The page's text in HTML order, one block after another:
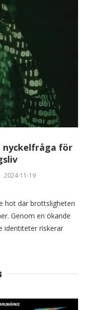
nyckelfråga för
2024-11-19
hot där brottsligheten
Genom en ökande
identiteter riskerar